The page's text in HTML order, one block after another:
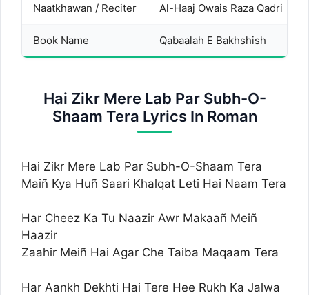
Naatkhawan / Reciter Al-Haaj Owais Raza Qadri
Book Name Qabaalah E Bakhshish
Hai Zikr Mere Lab Par Subh-O-
Shaam Tera Lyrics In Roman
Hai Zikr Mere Lab Par Subh-O-Shaam Tera
Maiñ Kya Huñ Saari Khalqat Leti Hai Naam Tera
Har Cheez Ka Tu Naazir Awr Makaañ Meiñ
Haazir
Zaahir Meiñ Hai Agar Che Taiba Maqaam Tera
Har Aankh Dekhti Hai Tere Hee Rukh Ka Jalwa